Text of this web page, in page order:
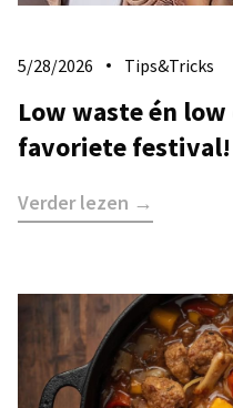
5/28/2026 Tips&Tricks
Low waste én
favoriete festival!
Verder lezen →